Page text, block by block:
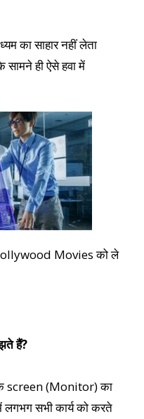
का साहार नहीं लेता
ही ऐसे हवा में
Movies को ले
हैं?
screen (Monitor) का
लगभग सभी कार्य को करते